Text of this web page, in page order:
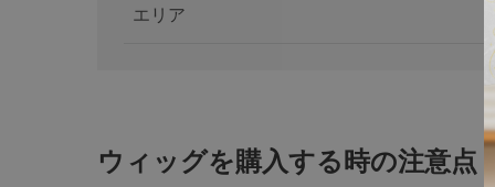
エリア
ウィッグを購入する時の注意点